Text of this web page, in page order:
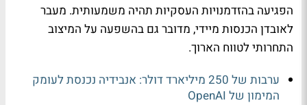
הפגיעה בהזדמנויות העסקיות תהיה משמעותית. מעבר
לאובדן הכנסות מיידי, מדובר גם בהשפעה על המיצוב
התחרותי לטווח הארוך.
ערבות של 250 מיליארד דולר: אנבידיה נכנסת לעומק
המימון של OpenAI